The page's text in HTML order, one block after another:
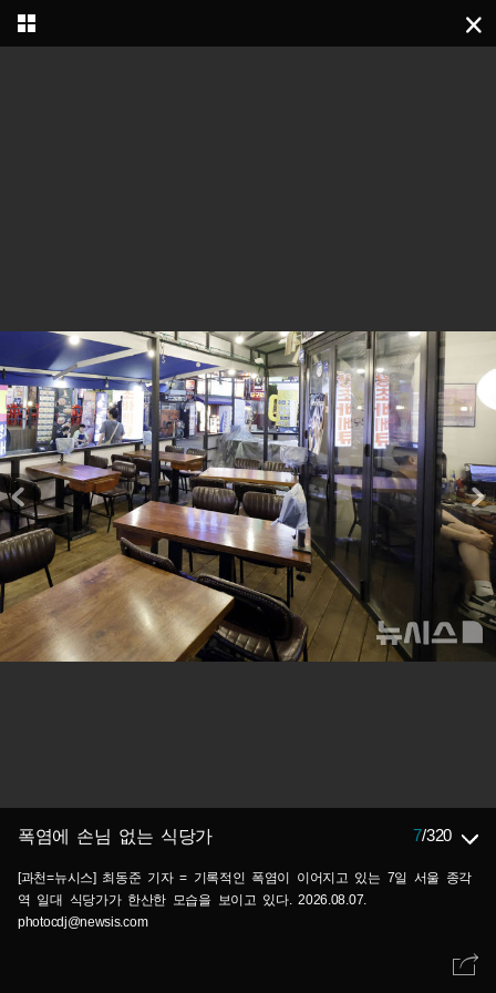
폭염에 손님 없는 식당가 7/320
[과천=뉴시스] 최동준 기자 = 기록적인 폭염이 이어지고 있는 7일 서울 종각
역 일대 식당가가 한산한 모습을 보이고 있다. 2026.08.07.
photocdj@newsis.com